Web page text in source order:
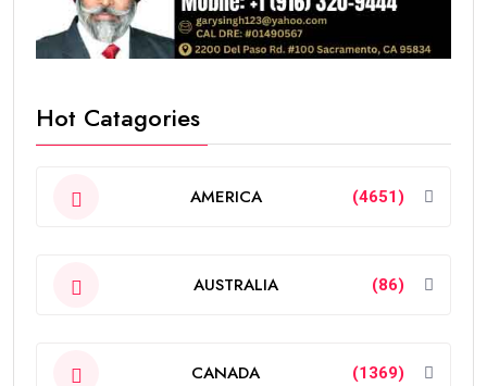
Hot Catagories
AMERICA (4651)
AUSTRALIA (86)
CANADA (1369)